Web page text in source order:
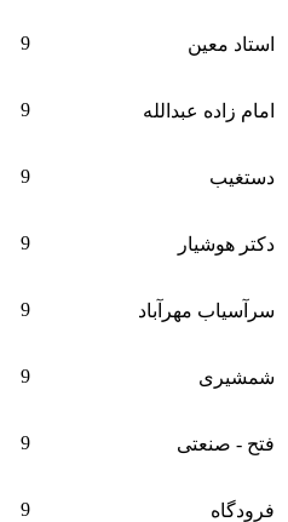
استاد معین
امام زاده عبدالله
دستغیب
دکتر هوشیار
سرآسیاب مهرآباد
شمشیری
فتح - صنعتی
فرودگاه